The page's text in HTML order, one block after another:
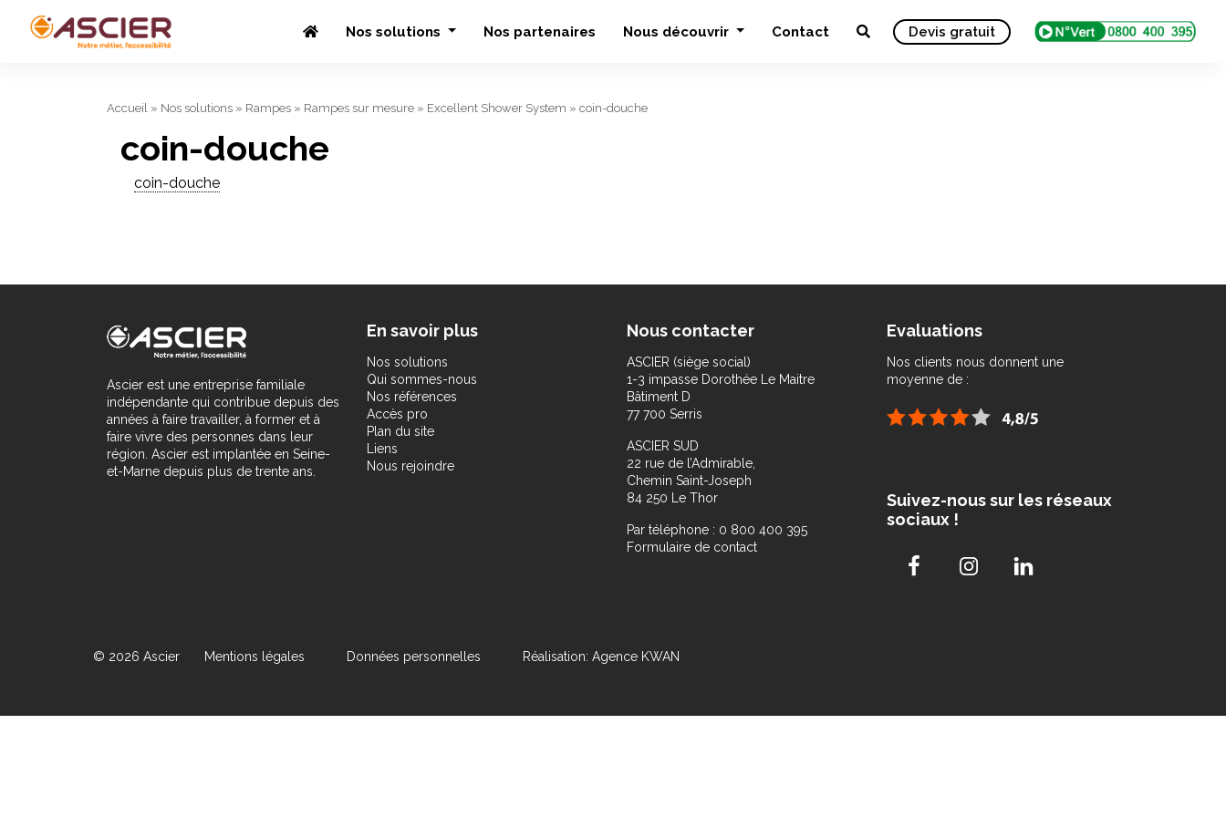
Nos solutions Nos partenaires Nous découvrir Contact Devis gratuit
Accueil » Nos solutions » Rampes » Rampes sur mesure » Excellent Shower System » coin-douche
coin-douche
coin-douche
Ascier est une entreprise familiale
indépendante qui contribue depuis des
années à faire travailler, à former et à
faire vivre des personnes dans leur
région. Ascier est implantée en Seine-
et-Marne depuis plus de trente ans.
En savoir plus
Nos solutions
Qui sommes-nous
Nos références
Accès pro
Plan du site
Liens
Nous rejoindre
Nous contacter
ASCIER (siège social)
1-3 impasse Dorothée Le Maitre
Bâtiment D
77 700 Serris
ASCIER SUD
22 rue de l’Admirable,
Chemin Saint-Joseph
84 250 Le Thor
Par téléphone : 0 800 400 395
Formulaire de contact
Evaluations
Nos clients nous donnent une
moyenne de :
Suivez-nous sur les réseaux
sociaux !
© 2026 Ascier Mentions légales Données personnelles Réalisation: Agence KWAN